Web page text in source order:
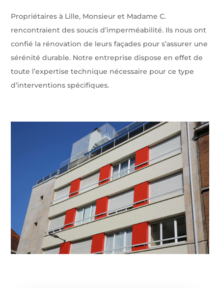
Propriétaires à Lille, Monsieur et Madame C.
rencontraient des soucis d’imperméabilité. Ils nous ont
confié la rénovation de leurs façades pour s’assurer une
sérénité durable. Notre entreprise dispose en effet de
toute l’expertise technique nécessaire pour ce type
d’interventions spécifiques.